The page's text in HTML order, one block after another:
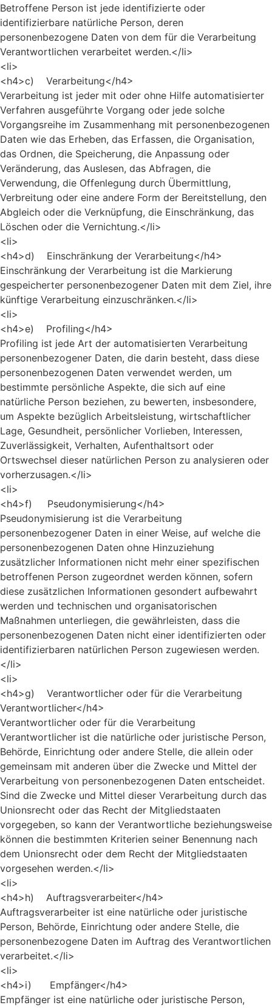
Betroffene Person ist jede identifizierte oder
identifizierbare natürliche Person, deren
personenbezogene Daten von dem für die Verarbeitung
Verantwortlichen verarbeitet werden.</li>
<li>
<h4>c) Verarbeitung</h4>
Verarbeitung ist jeder mit oder ohne Hilfe automatisierter
Verfahren ausgeführte Vorgang oder jede solche
Vorgangsreihe im Zusammenhang mit personenbezogenen
Daten wie das Erheben, das Erfassen, die Organisation,
das Ordnen, die Speicherung, die Anpassung oder
Veränderung, das Auslesen, das Abfragen, die
Verwendung, die Offenlegung durch Übermittlung,
Verbreitung oder eine andere Form der Bereitstellung, den
Abgleich oder die Verknüpfung, die Einschränkung, das
Löschen oder die Vernichtung.</li>
<li>
<h4>d) Einschränkung der Verarbeitung</h4>
Einschränkung der Verarbeitung ist die Markierung
gespeicherter personenbezogener Daten mit dem Ziel, ihre
künftige Verarbeitung einzuschränken.</li>
<li>
<h4>e) Profiling</h4>
Profiling ist jede Art der automatisierten Verarbeitung
personenbezogener Daten, die darin besteht, dass diese
personenbezogenen Daten verwendet werden, um
bestimmte persönliche Aspekte, die sich auf eine
natürliche Person beziehen, zu bewerten, insbesondere,
um Aspekte bezüglich Arbeitsleistung, wirtschaftlicher
Lage, Gesundheit, persönlicher Vorlieben, Interessen,
Zuverlässigkeit, Verhalten, Aufenthaltsort oder
Ortswechsel dieser natürlichen Person zu analysieren oder
vorherzusagen.</li>
<li>
<h4>f) Pseudonymisierung</h4>
Pseudonymisierung ist die Verarbeitung
personenbezogener Daten in einer Weise, auf welche die
personenbezogenen Daten ohne Hinzuziehung
zusätzlicher Informationen nicht mehr einer spezifischen
betroffenen Person zugeordnet werden können, sofern
diese zusätzlichen Informationen gesondert aufbewahrt
werden und technischen und organisatorischen
Maßnahmen unterliegen, die gewährleisten, dass die
personenbezogenen Daten nicht einer identifizierten oder
identifizierbaren natürlichen Person zugewiesen werden.
</li>
<li>
<h4>g) Verantwortlicher oder für die Verarbeitung
Verantwortlicher</h4>
Verantwortlicher oder für die Verarbeitung
Verantwortlicher ist die natürliche oder juristische Person,
Behörde, Einrichtung oder andere Stelle, die allein oder
gemeinsam mit anderen über die Zwecke und Mittel der
Verarbeitung von personenbezogenen Daten entscheidet.
Sind die Zwecke und Mittel dieser Verarbeitung durch das
Unionsrecht oder das Recht der Mitgliedstaaten
vorgegeben, so kann der Verantwortliche beziehungsweise
können die bestimmten Kriterien seiner Benennung nach
dem Unionsrecht oder dem Recht der Mitgliedstaaten
vorgesehen werden.</li>
<li>
<h4>h) Auftragsverarbeiter</h4>
Auftragsverarbeiter ist eine natürliche oder juristische
Person, Behörde, Einrichtung oder andere Stelle, die
personenbezogene Daten im Auftrag des Verantwortlichen
verarbeitet.</li>
<li>
<h4>i) Empfänger</h4>
Empfänger ist eine natürliche oder juristische Person,